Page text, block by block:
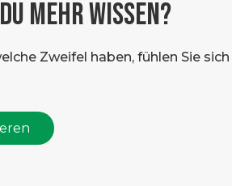
MEHR WISSEN?
Zweifel haben, fühlen Sie